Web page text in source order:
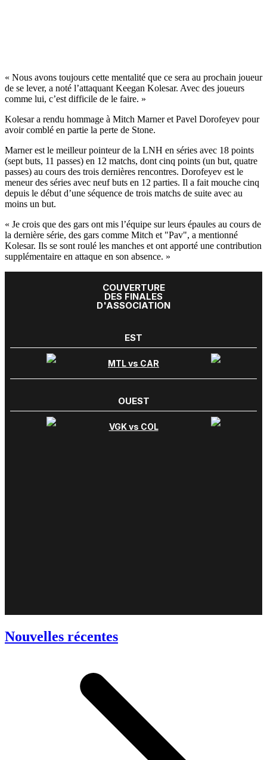
« Nous avons toujours cette mentalité que ce sera au prochain joueur
de se lever, a noté l’attaquant Keegan Kolesar. Avec des joueurs
comme lui, c’est difficile de le faire. »
Kolesar a rendu hommage à Mitch Marner et Pavel Dorofeyev pour
avoir comblé en partie la perte de Stone.
Marner est le meilleur pointeur de la LNH en séries avec 18 points
(sept buts, 11 passes) en 12 matchs, dont cinq points (un but, quatre
passes) au cours des trois dernières rencontres. Dorofeyev est le
meneur des séries avec neuf buts en 12 parties. Il a fait mouche cinq
depuis le début d’une séquence de trois matchs de suite avec au
moins un but.
« Je crois que des gars ont mis l’équipe sur leurs épaules au cours de
la dernière série, des gars comme Mitch et "Pav", a mentionné
Kolesar. Ils se sont roulé les manches et ont apporté une contribution
supplémentaire en attaque en son absence. »
Nouvelles récentes